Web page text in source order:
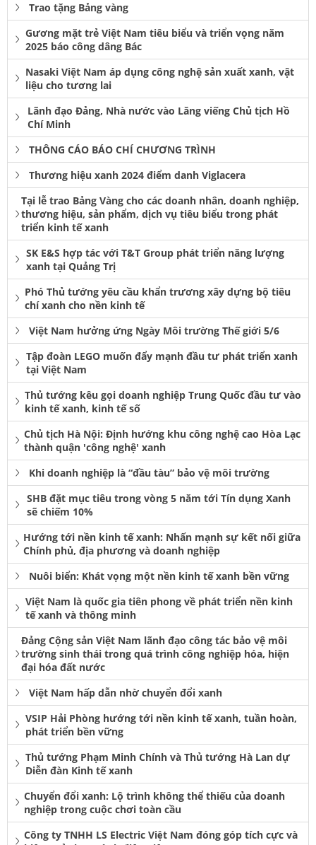
Trao tặng Bảng vàng
Gương mặt trẻ Việt Nam tiêu biểu và triển vọng năm
2025 báo công dâng Bác
Nasaki Việt Nam áp dụng công nghệ sản xuất xanh, vật
liệu cho tương lai
Lãnh đạo Đảng, Nhà nước vào Lăng viếng Chủ tịch Hồ
Chí Minh
THÔNG CÁO BÁO CHÍ CHƯƠNG TRÌNH
Thương hiệu xanh 2024 điểm danh Viglacera
Tại lễ trao Bảng Vàng cho các doanh nhân, doanh nghiệp,
thương hiệu, sản phẩm, dịch vụ tiêu biểu trong phát
triển kinh tế xanh
SK E&S hợp tác với T&T Group phát triển năng lượng
xanh tại Quảng Trị
Phó Thủ tướng yêu cầu khẩn trương xây dựng bộ tiêu
chí xanh cho nền kinh tế
Việt Nam hưởng ứng Ngày Môi trường Thế giới 5/6
Tập đoàn LEGO muốn đẩy mạnh đầu tư phát triển xanh
tại Việt Nam
Thủ tướng kêu gọi doanh nghiệp Trung Quốc đầu tư vào
kinh tế xanh, kinh tế số
Chủ tịch Hà Nội: Định hướng khu công nghệ cao Hòa Lạc
thành quận 'công nghệ' xanh
Khi doanh nghiệp là “đầu tàu” bảo vệ môi trường
SHB đặt mục tiêu trong vòng 5 năm tới Tín dụng Xanh
sẽ chiếm 10%
Hướng tới nền kinh tế xanh: Nhấn mạnh sự kết nối giữa
Chính phủ, địa phương và doanh nghiệp
Nuôi biển: Khát vọng một nền kinh tế xanh bền vững
Việt Nam là quốc gia tiên phong về phát triển nền kinh
tế xanh và thông minh
Đảng Cộng sản Việt Nam lãnh đạo công tác bảo vệ môi
trường sinh thái trong quá trình công nghiệp hóa, hiện
đại hóa đất nước
Việt Nam hấp dẫn nhờ chuyển đổi xanh
VSIP Hải Phòng hướng tới nền kinh tế xanh, tuần hoàn,
phát triển bền vững
Thủ tướng Phạm Minh Chính và Thủ tướng Hà Lan dự
Diễn đàn Kinh tế xanh
Chuyển đổi xanh: Lộ trình không thể thiếu của doanh
nghiệp trong cuộc chơi toàn cầu
Công ty TNHH LS Electric Việt Nam đóng góp tích cực và